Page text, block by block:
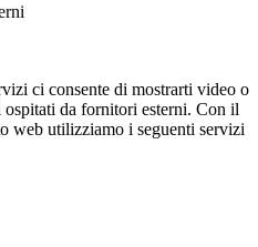
ci consente di mostrarti video o
da fornitori esterni. Con il
web utilizziamo i seguenti servizi